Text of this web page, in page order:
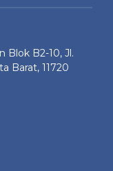
Blok B2-10, Jl.
Barat, 11720